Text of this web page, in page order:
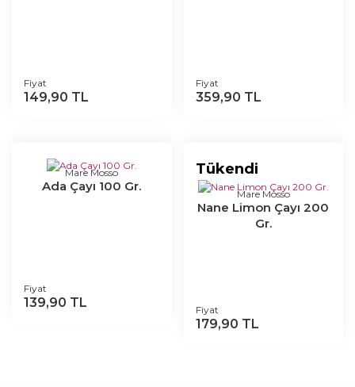
Fiyat
149,90 TL
Fiyat
359,90 TL
Mare Mosso
Ada Çayı 100 Gr.
Fiyat
139,90 TL
Tükendi
Mare Mosso
Nane Limon Çayı 200
Gr.
Fiyat
179,90 TL